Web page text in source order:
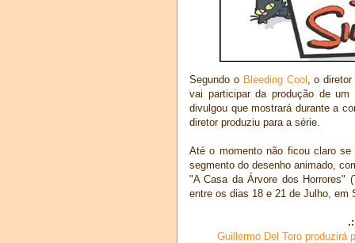
Segundo o Bleeding Cool
, o
vai participar da produção de
divulgou que mostrará durante a
diretor produziu para a série.
Até o momento não ficou claro
segmento do desenho animado,
"A Casa da Árvore dos Horrores"
entre os dias 18 e 21 de Julho, em
Guillermo Del Toro produzirá